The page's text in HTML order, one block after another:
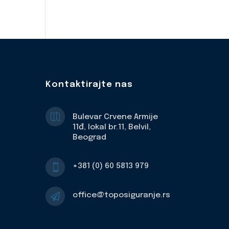
Kontaktirajte nas

Bulevar Crvene Armije
11đ, lokal br.11, Belvil,
Beograd
 +381 (0) 60 5813 979
 office@toposiguranje.rs